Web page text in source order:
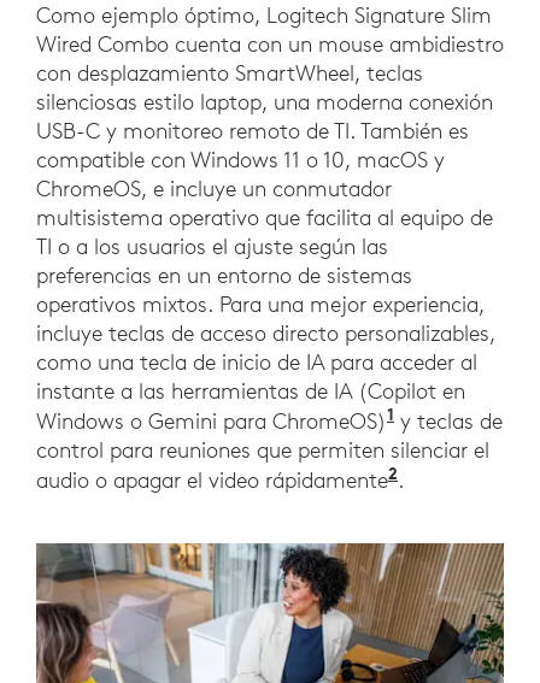
Como ejemplo óptimo, Logitech Signature Slim
Wired Combo cuenta con un mouse ambidiestro
con desplazamiento SmartWheel, teclas
silenciosas estilo laptop, una moderna conexión
USB-C y monitoreo remoto de TI. También es
compatible con Windows 11 o 10, macOS y
ChromeOS, e incluye un conmutador
multisistema operativo que facilita al equipo de
TI o a los usuarios el ajuste según las
preferencias en un entorno de sistemas
operativos mixtos. Para una mejor experiencia,
incluye teclas de acceso directo personalizables,
como una tecla de inicio de IA para acceder al
instante a las herramientas de IA (Copilot en
Windows o Gemini para ChromeOS)1 y teclas de
control para reuniones que permiten silenciar el
audio o apagar el video rápidamente2.